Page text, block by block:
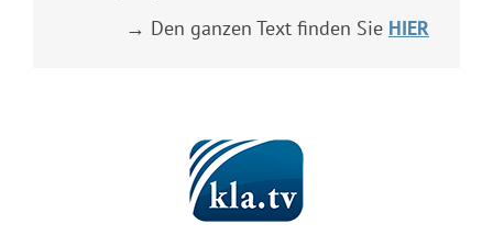
→ Den ganzen Text finden Sie HIER